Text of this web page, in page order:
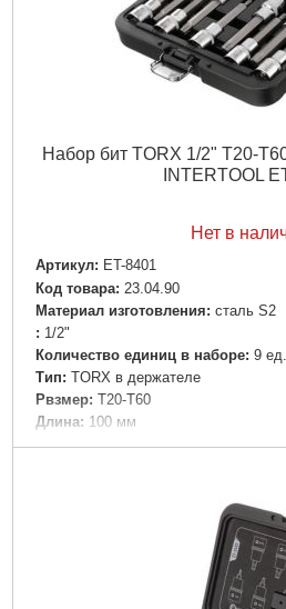
Набор бит TORX 1/2" T20-
INTERTOOL
Нет в
Артикул: ET-8401
Код товара: 23.04.90
Материал изготовления: сталь S2
: 1/2"
Количество единиц в наборе: 9 ед.
Tип: TORX в держателе
Рвзмер: T20-T60
Дли­на: 100 мм
Вес: 1,335 кг